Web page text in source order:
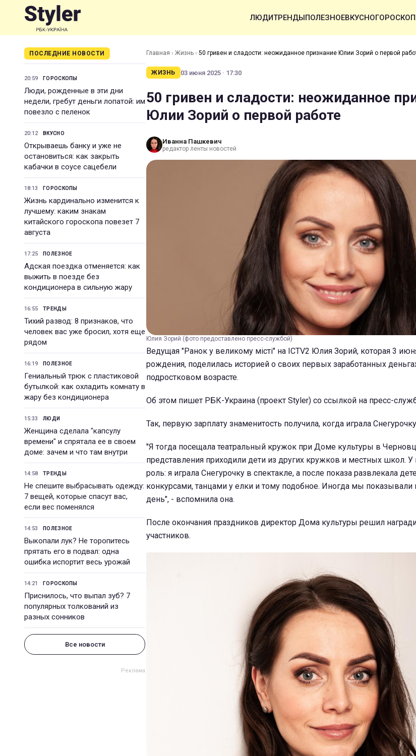
ЛЮДИТРЕНДЫПОЛЕЗНОЕВКУСНО
ПОСЛЕДНИЕ НОВОСТИ
20:59 ГОРОСКОПЫ
Люди, рожденные в эти дни
недели, гребут деньги лопатой: им
повезло с пеленок
20:12 ВКУСНО
Открываешь банку и уже не
остановиться: как закрыть
кабачки в соусе сацебели
18:13 ГОРОСКОПЫ
Жизнь кардинально изменится к
лучшему: каким знакам
китайского гороскопа повезет 7
августа
17:25 ПОЛЕЗНОЕ
Адская поездка отменяется: как
выжить в поезде без
кондиционера в сильную жару
16:55 ТРЕНДЫ
Тихий развод: 8 признаков, что
человек вас уже бросил, хотя еще
рядом
16:19 ПОЛЕЗНОЕ
Гениальный трюк с пластиковой
бутылкой: как охладить комнату в
жару без кондиционера
15:33 ЛЮДИ
Женщина сделала "капсулу
времени" и спрятала ее в своем
доме: зачем и что там внутри
14:58 ТРЕНДЫ
Не спешите выбрасывать одежду:
7 вещей, которые спасут вас,
если вес поменялся
14:53 ПОЛЕЗНОЕ
Выкопали лук? Не торопитесь
прятать его в подвал: одна
ошибка испортит весь урожай
14:21 ГОРОСКОПЫ
Приснилось, что выпал зуб? 7
популярных толкований из
разных сонников
Все новости
Главная › Жизнь › 50 гривен и сладости: неожиданное признание Юлии Зорий о первой
ЖИЗНЬ 03 июня 2025 · 17:30
50 гривен и сладости: неожиданное
Юлии Зорий о первой работе
Иванна Пашкевич
редактор ленты новостей
Юлия Зорий (фото предоставлено пресс-службой)
Ведущая "Ранок у великому місті" на ICTV2 Юлия Зорий, которая 3
рождения, поделилась историей о своих первых заработанных
подростковом возрасте.
Об этом пишет РБК-Украина (проект Styler) со ссылкой на пресс-
Так, первую зарплату знаменитость получила, когда играла
"Я тогда посещала театральный кружок при Доме культуры в
представления приходили дети из других кружков и местных школ.
роль: я играла Снегурочку в спектакле, а после показа развлекала
конкурсами, танцами у елки и тому подобное. Иногда мы показывали
день", - вспомнила она.
После окончания праздников директор Дома культуры решил
участников.